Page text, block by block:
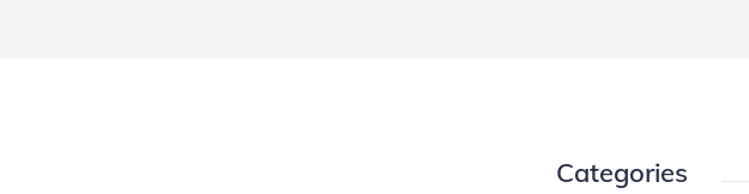
Categories